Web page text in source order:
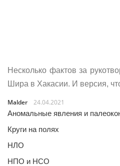
Несколько фактов за
Шира в Хакасии. И версия,
Malder
24.04.2021
Аномальные явления и
Круги на полях
НЛО
НПО и НСО